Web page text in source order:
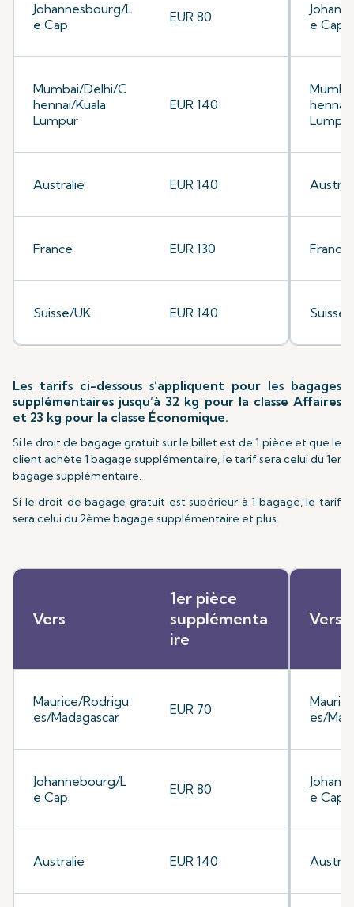
Johannesbourg/L
e Cap
EUR 80
Mumbai/Delhi/C
hennai/Kuala
Lumpur
EUR 140
Australie EUR 140
France EUR 130
Suisse/UK EUR 140
e Cap
hennai/
Lumpur
France
Suisse/
Les tarifs ci-dessous s’appliquent pour les bagages
supplémentaires jusqu’à 32 kg pour la classe Affaires
et 23 kg pour la classe Économique.
Si le droit de bagage gratuit sur le billet est de 1 pièce et que le
client achète 1 bagage supplémentaire, le tarif sera celui du 1er
bagage supplémentaire.
Si le droit de bagage gratuit est supérieur à 1 bagage, le tarif
sera celui du 2ème bagage supplémentaire et plus.
Vers
1er pièce
supplémenta
ire
Maurice/Rodrigu
es/Madagascar
EUR 70
Johannebourg/L
e Cap
EUR 80
Australie EUR 140
Vers
es/
e Cap